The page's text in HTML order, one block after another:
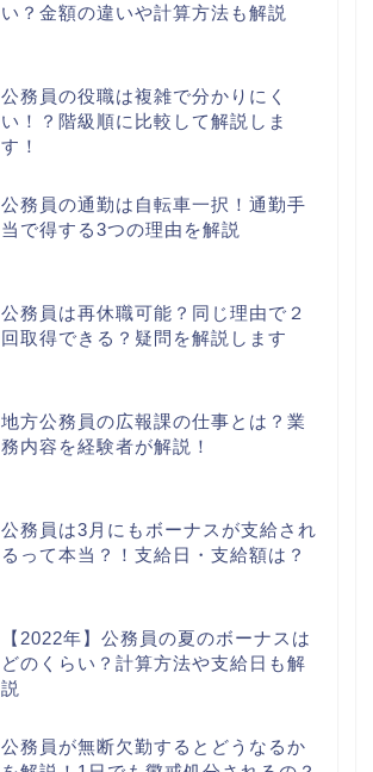
い？金額の違いや計算方法も解説
公務員の役職は複雑で分かりにく
い！？階級順に比較して解説しま
す！
公務員の通勤は自転車一択！通勤手
当で得する3つの理由を解説
公務員は再休職可能？同じ理由で２
回取得できる？疑問を解説します
地方公務員の広報課の仕事とは？業
務内容を経験者が解説！
公務員は3月にもボーナスが支給され
るって本当？！支給日・支給額は？
【2022年】公務員の夏のボーナスは
どのくらい？計算方法や支給日も解
説
公務員が無断欠勤するとどうなるか